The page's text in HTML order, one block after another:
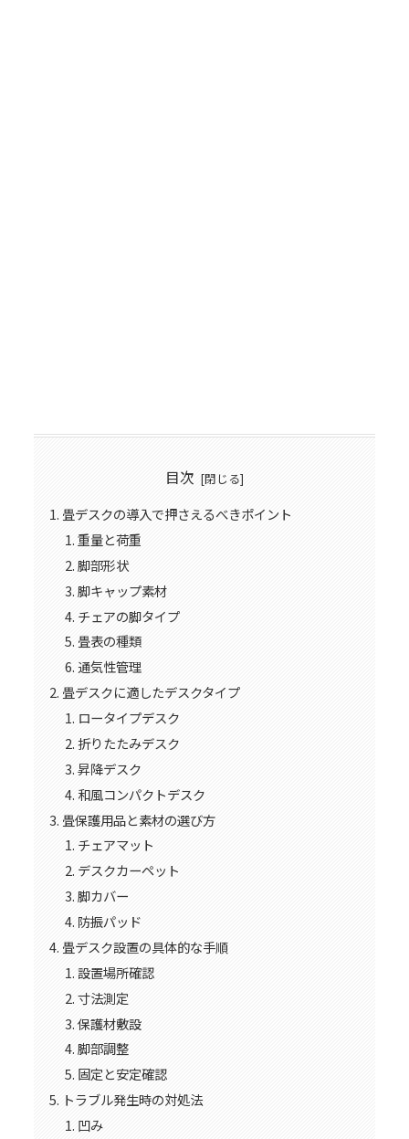
目次
畳デスクの導入で押さえるべきポイント
重量と荷重
脚部形状
脚キャップ素材
チェアの脚タイプ
畳表の種類
通気性管理
畳デスクに適したデスクタイプ
ロータイプデスク
折りたたみデスク
昇降デスク
和風コンパクトデスク
畳保護用品と素材の選び方
チェアマット
デスクカーペット
脚カバー
防振パッド
畳デスク設置の具体的な手順
設置場所確認
寸法測定
保護材敷設
脚部調整
固定と安定確認
トラブル発生時の対処法
凹み